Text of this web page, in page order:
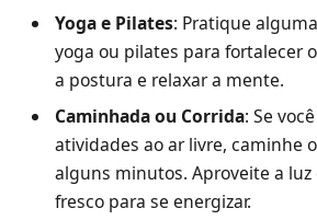
Yoga e Pilates: Pratique
yoga ou pilates para fortalecer
a postura e relaxar a mente.
Caminhada ou Corrida: Se
atividades ao ar livre, caminhe
alguns minutos. Aproveite a luz
fresco para se energizar.